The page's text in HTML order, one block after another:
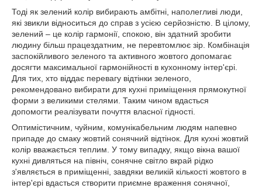
Тоді як зелений колір вибирають амбітні, наполегливі люди,
які звикли відноситься до справ з усією серйозністю. В цілому,
зелений – це колір гармонії, спокою, він здатний зробити
людину більш працездатним, не перевтомлює зір. Комбінація
заспокійливого зеленого та активного жовтого допомагає
досягти максимальної гармонійності в кухонному інтер'єрі.
Для тих, хто віддає перевагу відтінки зеленого,
рекомендовано вибирати для кухні приміщення прямокутної
форми з великими стелями. Таким чином вдасться
допомогти реалізувати почуття власної гідності.
Оптимістичним, чуйним, комунікабельним людям напевно
припаде до смаку жовтий сонячний відтінок. Для кухні жовтий
колір вважається теплим. У тому випадку, якщо вікна вашої
кухні дивляться на північ, сонячне світло вкрай рідко
з'являється в приміщенні, завдяки великій кількості жовтого в
інтер'єрі вдасться створити приємне враження сонячної,